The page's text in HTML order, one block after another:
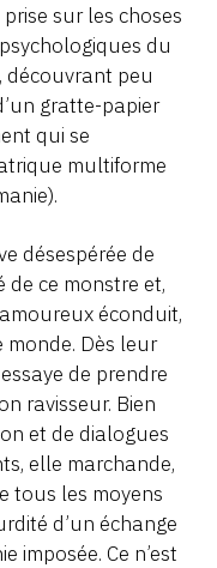
sur les choses
du
découvrant peu
gratte-papier
qui se
multiforme
désespérée de
de ce monstre et,
éconduit,
monde. Dès leur
de prendre
ravisseur. Bien
et de dialogues
elle marchande,
tous les moyens
d’un échange
imposée. Ce n’est